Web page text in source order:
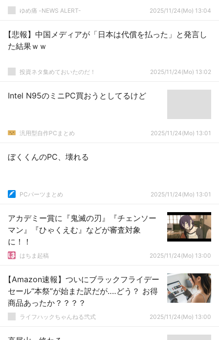
ゆめ痛 -NEWS ALERT- 2025/11/24(Mo) 13:04
【悲報】中国メディアが「日本は代償を払った」と発言し
た結果ｗｗ
投資ネタ集めておいたのだ！ 2025/11/24(Mo) 13:02
Intel N95のミニPC買おうとしてるけど
汎用型自作PCまとめ 2025/11/24(Mo) 13:01
ぼくくんのPC、壊れる
PCパーツまとめ 2025/11/24(Mo) 13:01
アカデミー賞に『鬼滅の刃』『チェンソー
マン』『ひゃくえむ』などが審査対象
に！！
はちま起稿 2025/11/24(Mo) 13:00
【Amazon速報】ついにブラックフライデー
セール“本祭”が始また訳だが‥‥どう？ お得
商品あったか？？？？
ライフハックちゃんねる弐式 2025/11/24(Mo) 13:00